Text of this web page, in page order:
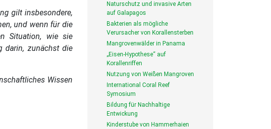
gilt insbesondere,
und wenn für die
Situation, wie sie
darin, zunächst die
Wissen
Naturschutz und invasive Arten
auf Galapagos
Bakterien als mögliche
Verursacher von Korallensterben
Mangrovenwälder in Panama
„Eisen-Hypothese“ auf
Korallenriffen
Nutzung von Weißen Mangroven
International Coral Reef
Symosium
Bildung für Nachhaltige
Entwickung
Kinderstube von Hammerhaien